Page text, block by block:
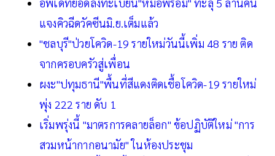
แจงคิวฉีดวัคซีนมิ.ย.เต็มแล้ว
"ชลบุรี"ป่วยโควิด-19 รายใหม่วันนี้เพิ่ม 48 ราย ติด
จากครอบครัวสู่เพื่อน
ผงะ"ปทุมธานี"พื้นที่สีแดงติดเชื้อโควิด-19 รายใหม่
พุ่ง 222 ราย ดับ 1
เริ่มพรุ่งนี้ "มาตรการคลายล็อก" ข้อปฏิบัติใหม่ "การ
สวมหน้ากากอนามัย" ในห้องประชุม